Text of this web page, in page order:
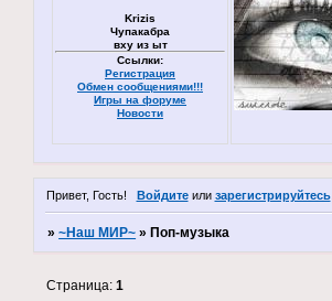
Krizis
Чупакабра
вху из ыт
Ссылки:
Регистрация
Обмен сообщениями!!!
Игры на форуме
Новости
Привет, Гость! Войдитеили зарегистрируйтесь.
»~Наш МИР~ » Поп-музыка
Страница:1